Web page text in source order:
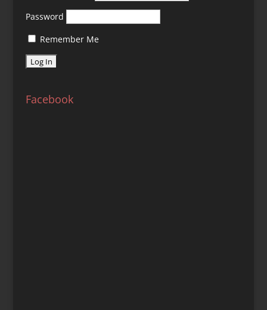
Password
Remember Me
Facebook